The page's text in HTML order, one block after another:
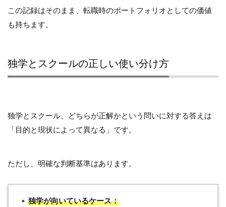
この記録はそのまま、転職時のポートフォリオとしての価値
も持ちます。
独学とスクールの正しい使い分け方
独学とスクール、どちらが正解かという問いに対する答えは
「目的と現状によって異なる」です。
ただし、明確な判断基準はあります。
独学が向いているケース：